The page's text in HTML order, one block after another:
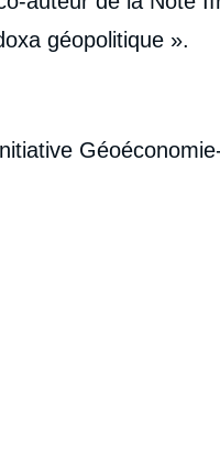
géopolitique ».